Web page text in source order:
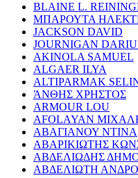
BLAINE L.
ΜΠΑΡΟΥΤΑ
JACKSON DAVID
JOURNIGAN
AKINOLA SAMUEL
ALGAER ILYA
ALTIPARMAK
ΆΝΘΗΣ ΧΡΗΣΤΟΣ
ARMOUR LOU
AFOLAYAN
ΑΒΑΓΙΑΝΟΥ ΝΤΙΝΑ
ΑΒΑΡΙΚΙΩΤΗΣ
ΑΒΔΕΛΙΩΔΗΣ
ΑΒΔΕΛΙΩΤΗ